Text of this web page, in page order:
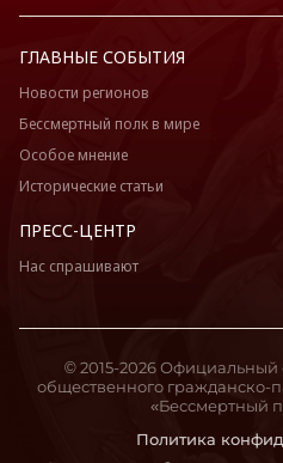
ГЛАВНЫЕ СОБЫТИЯ
Новости регионов
Бессмертный полк в мире
Особое мнение
Исторические статьи
ПРЕСС-ЦЕНТР
Нас спрашивают
Политика
© 2015-2026
общественного гражданско-
«Бессмертный